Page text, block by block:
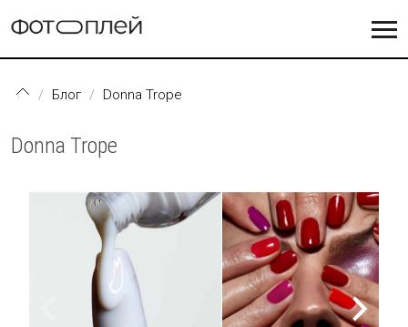
Блог Donna Trope
Donna Trope